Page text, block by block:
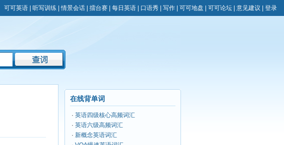
可可英语 听写训练 |情景会话 擂台赛 每日英语 口语秀 写作 可可地盘 可可论坛 意见建议 登录
在线背单词
· 英语四级核心高频词汇
· 英语六级高频词汇
· 新概念英语词汇